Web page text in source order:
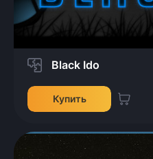
Black Ido
Купить